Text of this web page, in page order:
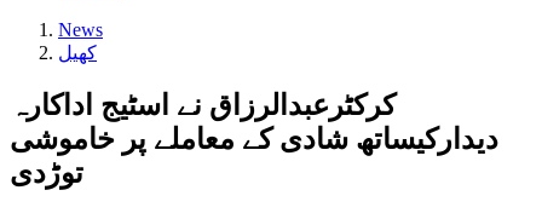
News
کھیل
کرکٹرعبدالرزاق نے اسٹیج اداکارہ
دیدارکیساتھ شادی کے معاملے پر خاموشی
توڑدی